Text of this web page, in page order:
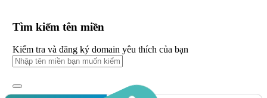
Tìm kiếm tên miền
Kiểm tra và đăng ký domain yêu thích của bạn